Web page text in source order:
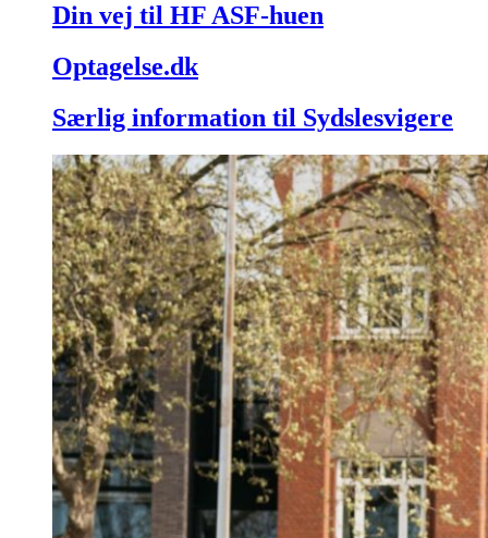
Din vej til HF ASF-huen
Optagelse.dk
Særlig information til Sydslesvigere